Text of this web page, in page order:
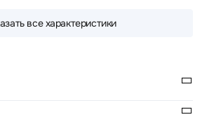
все характеристики